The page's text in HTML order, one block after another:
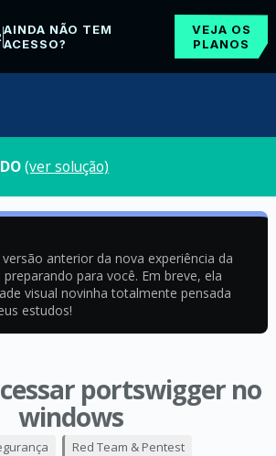
AINDA NÃO TEM
ACESSO?
VEJA OS
PLANOS
(ver solução)
anterior da nova experiência da
para você. Em breve, ela
visual novinha totalmente pensada
estudos!
portswigger no
windows
Red Team & Pentest